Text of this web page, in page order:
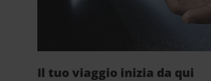
Il tuo viaggio inizia da qui